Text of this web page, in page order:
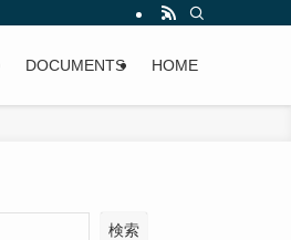
DOCUMENTS HOME
検索